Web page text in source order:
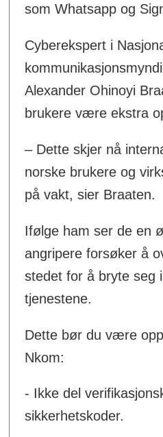
som Whatsapp og
Cyberekspert i
Alexander Ohinoyi
brukere være ekstra
– Dette skjer nå
norske brukere og
på vakt, sier Braaten.
Ifølge ham ser de en
angripere forsøker å
stedet for å bryte seg
tjenestene.
Dette bør du være
Nkom:
- Ikke del
sikkerhetskoder.